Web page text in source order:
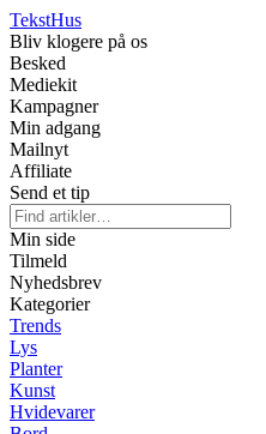
TekstHus
Bliv klogere på os
Besked
Mediekit
Kampagner
Min adgang
Mailnyt
Affiliate
Send et tip
Min side
Tilmeld
Nyhedsbrev
Kategorier
Trends
Lys
Planter
Kunst
Hvidevarer